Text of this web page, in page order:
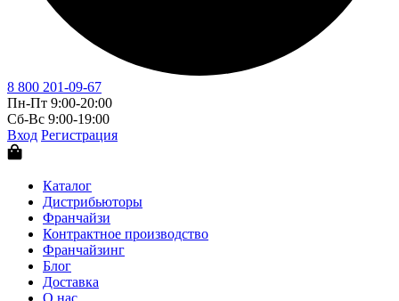
8 800 201-09-67
Пн-Пт 9:00-20:00
Сб-Вс 9:00-19:00
Вход Регистрация
Каталог
Дистрибьюторы
Франчайзи
Контрактное производство
Франчайзинг
Блог
Доставка
О нас